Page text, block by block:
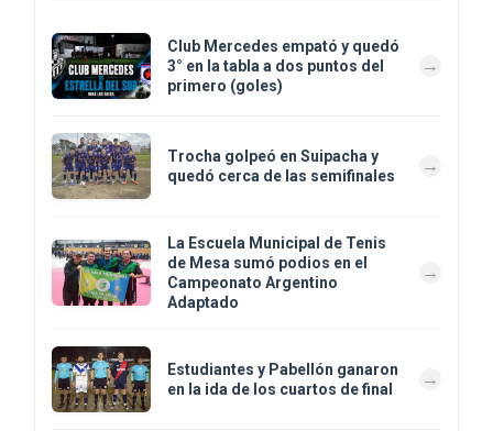
Club Mercedes empató y quedó
3° en la tabla a dos puntos del
primero (goles)
Trocha golpeó en Suipacha y
quedó cerca de las semifinales
La Escuela Municipal de Tenis
de Mesa sumó podios en el
Campeonato Argentino
Adaptado
Estudiantes y Pabellón ganaron
en la ida de los cuartos de final